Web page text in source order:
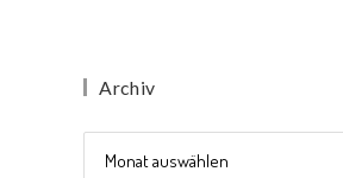
Archiv